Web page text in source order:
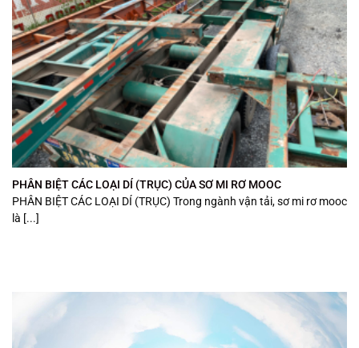
PHÂN BIỆT CÁC LOẠI DÍ (TRỤC) CỦA SƠ MI RƠ MOOC
PHÂN BIỆT CÁC LOẠI DÍ (TRỤC) Trong ngành vận tải, sơ mi rơ mooc
là [...]